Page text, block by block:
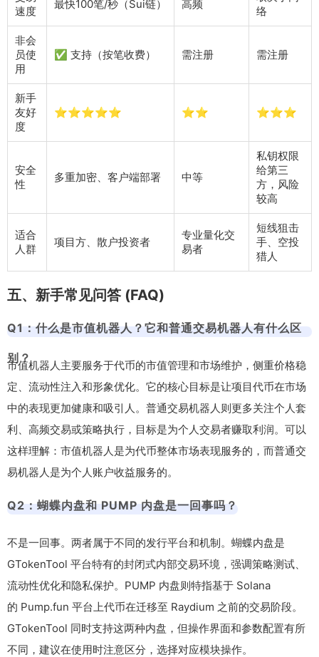
速度
最快100笔/秒（Sui链） 高频
络
非会
员使
用
✅ 支持（按笔收费） 需注册 需注册
新手
友好
度
⭐⭐⭐⭐⭐ ⭐⭐ ⭐⭐⭐
安全
性
多重加密、客户端部署 中等
私钥权限
给第三
方，风险
较高
适合
人群
项目方、散户投资者
专业量化交
易者
短线狙击
手、空投
猎人
五、新手常见问答 (FAQ)
Q1：什么是市值机器人？它和普通交易机器人有什么区
别？
市值机器人主要服务于代币的市值管理和市场维护，侧重价格稳
定、流动性注入和形象优化。它的核心目标是让项目代币在市场
中的表现更加健康和吸引人。普通交易机器人则更多关注个人套
利、高频交易或策略执行，目标是为个人交易者赚取利润。可以
这样理解：市值机器人是为代币整体市场表现服务的，而普通交
易机器人是为个人账户收益服务的。
Q2：蝴蝶内盘和 PUMP 内盘是一回事吗？
不是一回事。两者属于不同的发行平台和机制。蝴蝶内盘是
GTokenTool 平台特有的封闭式内部交易环境，强调策略测试、
流动性优化和隐私保护。PUMP 内盘则特指基于 Solana
的 Pump.fun 平台上代币在迁移至 Raydium 之前的交易阶段。
GTokenTool 同时支持这两种内盘，但操作界面和参数配置有所
不同，建议在使用时注意区分，选择对应模块操作。